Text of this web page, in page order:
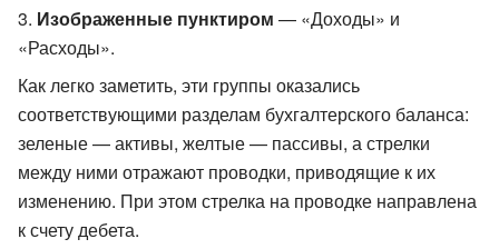
Изображенные пунктиром — «Доходы» и
«Расходы».
Как легко заметить, эти группы оказались
соответствующими разделам бухгалтерского баланса:
зеленые — активы, желтые — пассивы, а стрелки
между ними отражают проводки, приводящие к их
изменению. При этом стрелка на проводке направлена
к счету дебета.